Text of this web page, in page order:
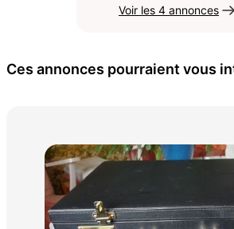
Voir les 4 annonces
Ces annonces pourraient vous